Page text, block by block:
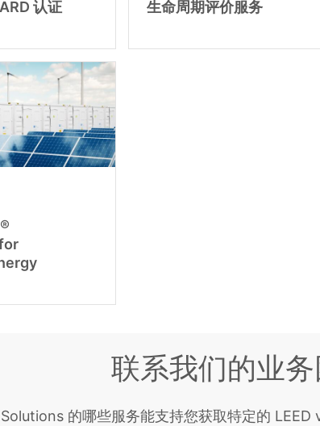
认证 生命周期评价服务
联系我们的业务
的哪些服务能支持您获取特定的